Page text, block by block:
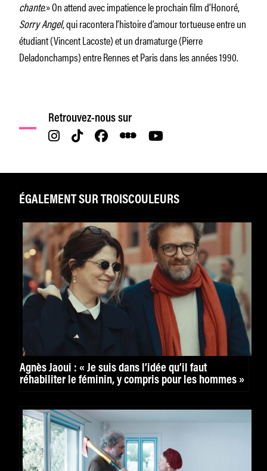
chante.» On attend avec impatience le prochain film d’Honoré,
Sorry Angel, qui racontera l’histoire d’amour tortueuse entre un
étudiant (Vincent Lacoste) et un dramaturge (Pierre
Deladonchamps) entre Rennes et Paris dans les années 1990.
Retrouvez-nous sur
ÉGALEMENT SUR TROISCOULEURS
Agnès Jaoui : « Je suis dans l’idée qu’il faut
réhabiliter le féminin, y compris pour les hommes »